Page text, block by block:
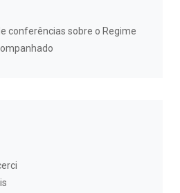
conferências sobre o Regime